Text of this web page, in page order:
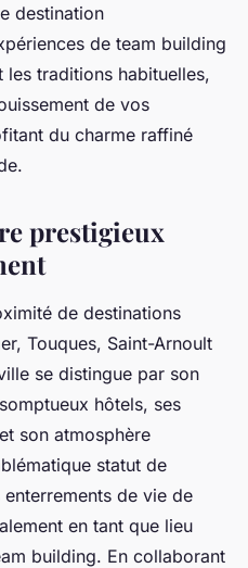
destination
de team building
les traditions habituelles,
de vos
du charme raffiné
prestigieux
de destinations
Touques, Saint-Arnoult
se distingue par son
hôtels, ses
son atmosphère
statut de
de vie de
en tant que lieu
building. En collaborant